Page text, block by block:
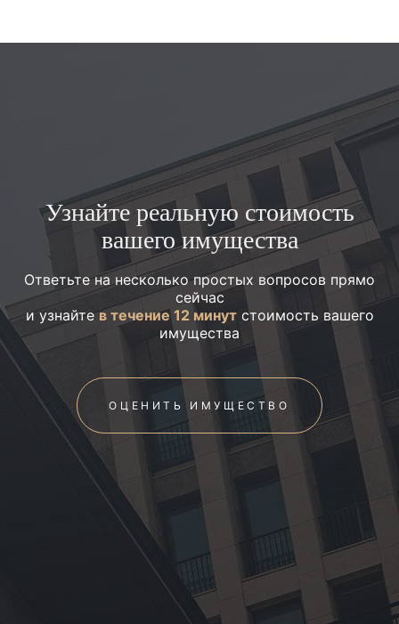
Узнайте реальную стоимость
вашего имущества
Ответьте на несколько простых вопросов прямо
сейчас
и узнайтев течение 12 минутстоимость вашего
имущества
ОЦЕНИТЬ ИМУЩЕСТВО